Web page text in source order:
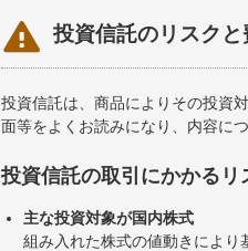
 投資信託のリスク
投資信託は、商品によりその投資
面等をよくお読みになり、内容に
投資信託の取引にかかるリ
主な投資対象が国内株式
組み入れた株式の値動きによ